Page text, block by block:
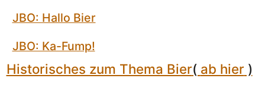
JBO: Hallo Bier
JBO: Ka-Fump!
Historisches zum Thema Bier( ab hier)